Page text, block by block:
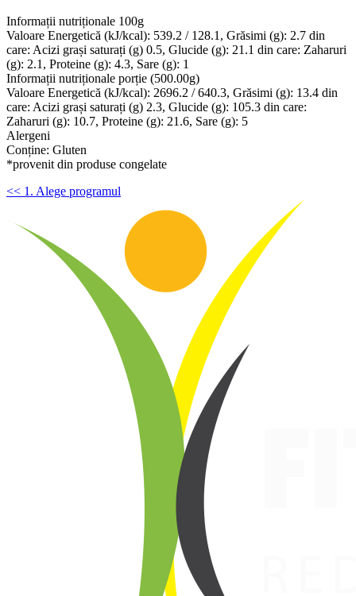
Informații nutriționale 100g
Valoare Energetică (kJ/kcal): 539.2 / 128.1, Grăsimi (g): 2.7 din
care: Acizi grași saturați (g) 0.5, Glucide (g): 21.1 din care: Zaharuri
(g): 2.1, Proteine (g): 4.3, Sare (g): 1
Informații nutriționale porție (500.00g)
Valoare Energetică (kJ/kcal): 2696.2 / 640.3, Grăsimi (g): 13.4 din
care: Acizi grași saturați (g) 2.3, Glucide (g): 105.3 din care:
Zaharuri (g): 10.7, Proteine (g): 21.6, Sare (g): 5
Alergeni
Conține: Gluten
*provenit din produse congelate
<< 1. Alege programul